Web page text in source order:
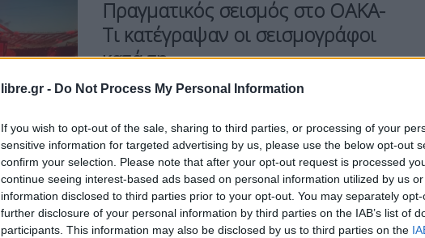
libre.gr - Do Not Process My Personal Information
If you wish to opt-out of the sale, sharing to third parties, or processing of your
sensitive information for targeted advertising by us, please use the below opt-out
confirm your selection. Please note that after your opt-out request is processed
continue seeing interest-based ads based on personal information utilized by us
information disclosed to third parties prior to your opt-out. You may separately
further disclosure of your personal information by third parties on the IAB’s list of
participants. This information may also be disclosed by us to third parties on the
Πραγματικός σεισμός στο ΟΑΚΑ-
Τι κατέγραψαν οι σεισμογράφοι
κατά τη
Η Συντακτική ομάδα του Libre
10 Μαΐου, 2026
Το θρυλικό συγκρότημα "Metallica"
πλαίσιο της παγκόσμιας περιοδείας τους
M72, επέστρεψε στην Ελλάδα μετά από 16